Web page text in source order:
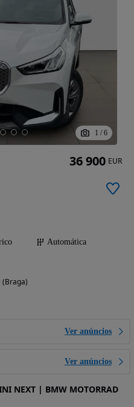
1 / 6
Automática
(Braga)
Ver anúncios
Ver anúncios
NEXT | BMW MOTORRAD
36 900 EUR